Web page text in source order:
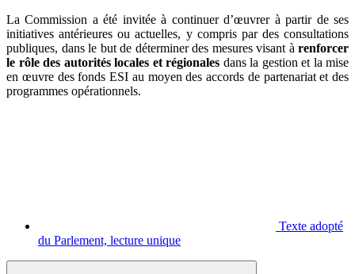
La Commission a été invitée à continuer d’œuvrer à partir de ses
initiatives antérieures ou actuelles, y compris par des consultations
publiques, dans le but de déterminer des mesures visant à renforcer
le rôle des autorités locales et régionales dans la gestion et la mise
en œuvre des fonds ESI au moyen des accords de partenariat et des
programmes opérationnels.
Texte adopté
du Parlement, lecture unique